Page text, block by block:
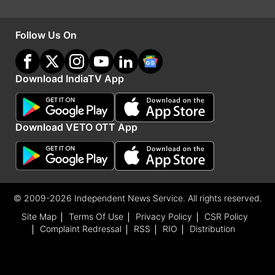
3. लाइफ ऑफ पाई
लाइफ ऑफ पाई में इरफान का रोल बहुत छोटा है। वह बस
कहानी सुना रहे हैं। इस फिल्म को देखकर आप एक एडवेंचर
Follow Us On
Download IndiaTV App
Download VETO OTT App
© 2009-2026 Independent News Service. All rights reserved.
Site Map
Terms Of Use Privacy Policy
CSR Policy
Complaint Redressal
RSS RIO Distribution